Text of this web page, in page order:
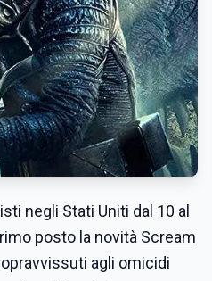
negli Stati Uniti dal 10 al
posto la novità Scream
agli omicidi